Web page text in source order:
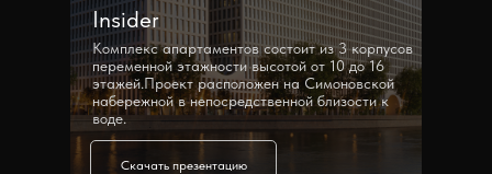
Insider
Комплекс апартаментов состоит из 3 корпусов
переменной этажности высотой от 10 до 16
этажей.Проект расположен на Симоновской
набережной в непосредственной близости к
воде.
Скачать презентацию